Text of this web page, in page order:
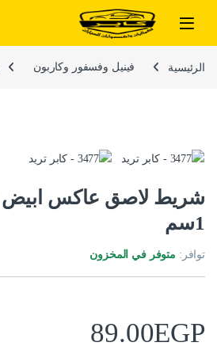
تخطي إلى المحتوى
الرئيسية فينيل وفسفور وكاربون
1سم
توافر: متوفر في المخزون
89.00EGP